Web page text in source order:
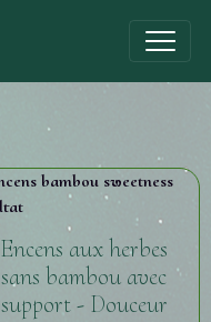
Encens aux herbes
sans bambou avec
support - Douceur